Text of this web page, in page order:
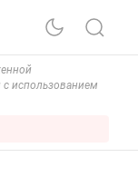
с использованием